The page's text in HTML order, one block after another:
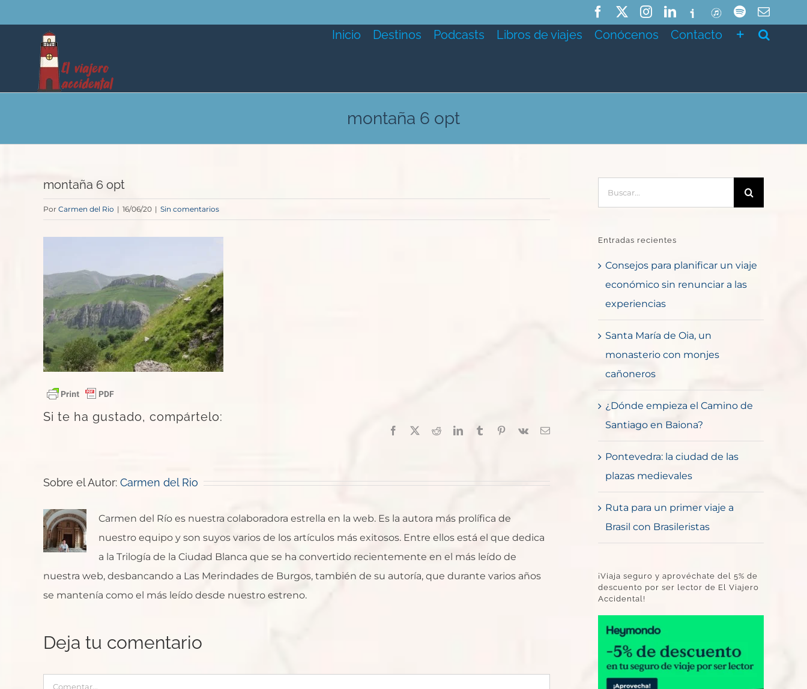
al
contenido
FacebookInstagramLinkedIn
IvooxITunesSpotifyCorreo
Inicio Destinos Podcasts Libros de viajes Conócenos Contacto
montaña 6 opt
montaña 6 opt
Por Carmen del Rio | 16/06/20 | Sin comentarios
Si te ha gustado, compártelo:
Facebook RedditLinkedInTumblr Pinterest
Vk
Correo
Sobre el Autor: Carmen del Rio
Carmen del Río es nuestra colaboradora estrella en la web. Es la autora más prolífica de
nuestro equipo y son suyos varios de los artículos más exitosos. Entre ellos está el que dedica
a la Trilogía de la Ciudad Blanca que se ha convertido recientemente en el más leído de
nuestra web, desbancando a Las Merindades de Burgos, también de su autoría, que durante varios años
se mantenía como el más leído desde nuestro estreno.
Deja tu comentario
Comentar
Entradas recientes
Consejos para planificar un viaje
económico sin renunciar a las
experiencias
Santa María de Oia, un
monasterio con monjes
cañoneros
¿Dónde empieza el Camino de
Santiago en Baiona?
Pontevedra: la ciudad de las
plazas medievales
Ruta para un primer viaje a
Brasil con Brasileristas
¡Viaja seguro y aprovéchate del 5% de
descuento por ser lector de El Viajero
Accidental!